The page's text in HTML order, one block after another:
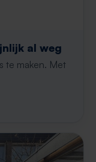
al weg
te maken. Met